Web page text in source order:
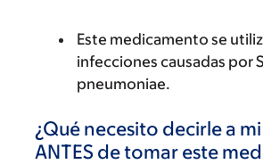
Este medicamento se
infecciones causadas por
pneumoniae.
¿Qué necesito decirle a
ANTES de tomar este